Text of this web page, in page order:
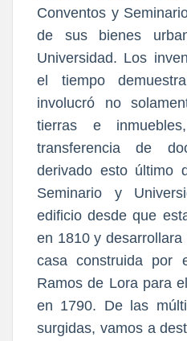
Conventos y
de sus bienes
Universidad. Los
el tiempo
involucró no
tierras e
transferencia de
derivado esto último
Seminario y
edificio desde que
en 1810 y
casa construida por
Ramos de Lora para
en 1790. De las
surgidas, vamos a